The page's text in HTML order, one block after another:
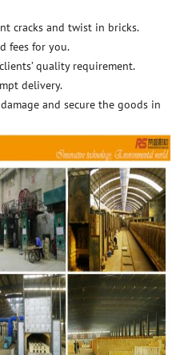
cracks and twist in bricks.
fees for you.
quality requirement.
delivery.
and secure the goods in